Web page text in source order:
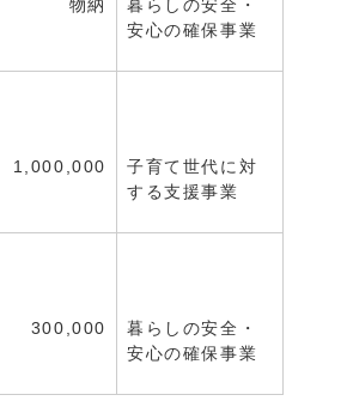
物納
暮らしの安全・
安心の確保事業
1,000,000
子育て世代に対
する支援事業
300,000
暮らしの安全・
安心の確保事業